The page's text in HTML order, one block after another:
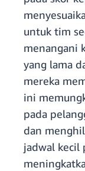
untuk tim
menangani
yang lama
mereka
ini
pada
dan
jadwal kecil